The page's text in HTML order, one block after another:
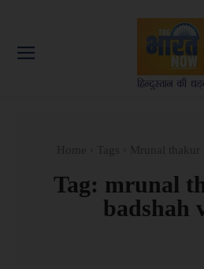
Tag: mrunal
badshah